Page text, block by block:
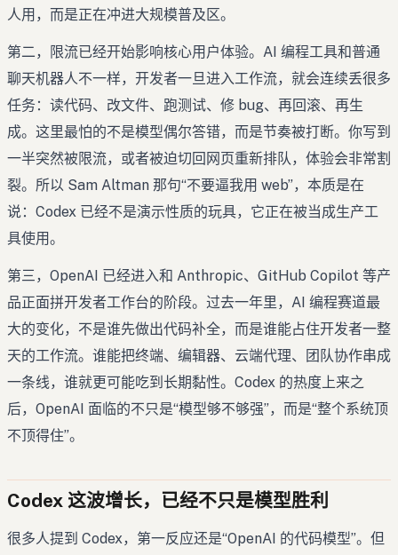
人用，而是正在冲进大规模普及区。
第二，限流已经开始影响核心用户体验。AI 编程工具和普通
聊天机器人不一样，开发者一旦进入工作流，就会连续丢很多
任务：读代码、改文件、跑测试、修 bug、再回滚、再生
成。这里最怕的不是模型偶尔答错，而是节奏被打断。你写到
一半突然被限流，或者被迫切回网页重新排队，体验会非常割
裂。所以 Sam Altman 那句“不要逼我用 web”，本质是在
说：Codex 已经不是演示性质的玩具，它正在被当成生产工
具使用。
第三，OpenAI 已经进入和 Anthropic、GitHub Copilot 等产
品正面拼开发者工作台的阶段。过去一年里，AI 编程赛道最
大的变化，不是谁先做出代码补全，而是谁能占住开发者一整
天的工作流。谁能把终端、编辑器、云端代理、团队协作串成
一条线，谁就更可能吃到长期黏性。Codex 的热度上来之
后，OpenAI 面临的不只是“模型够不够强”，而是“整个系统顶
不顶得住”。
Codex 这波增长，已经不只是模型胜利
很多人提到 Codex，第一反应还是“OpenAI 的代码模型”。但